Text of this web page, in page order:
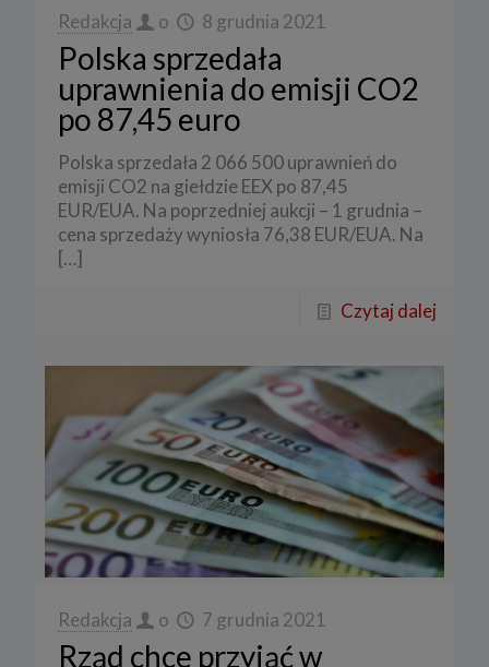
Redakcja o 8 grudnia 2021
Polska sprzedała
uprawnienia do emisji CO2
po 87,45 euro
Polska sprzedała 2 066 500 uprawnień do
emisji CO2 na giełdzie EEX po 87,45
EUR/EUA. Na poprzedniej aukcji – 1 grudnia –
cena sprzedaży wyniosła 76,38 EUR/EUA. Na
[…]
Czytaj dalej
Redakcja o 7 grudnia 2021
Rząd chce przyjąć w